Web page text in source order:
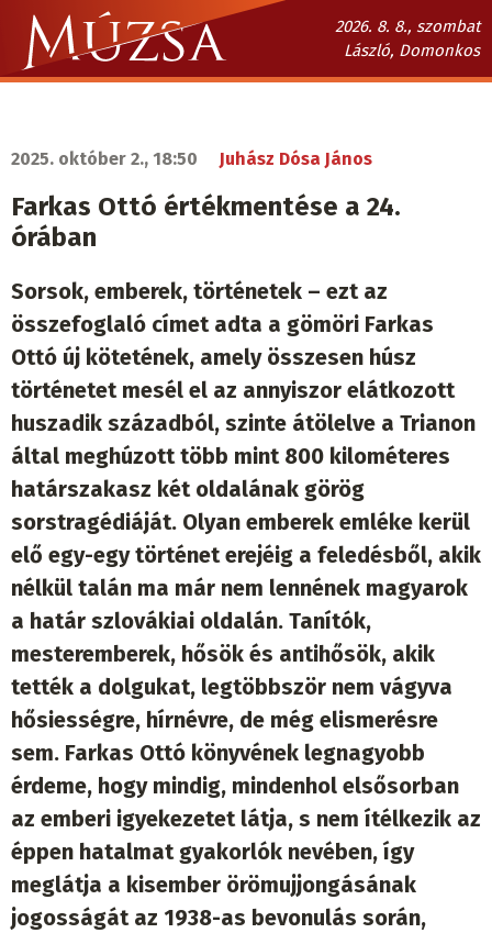
Ugrás
tartalomra
2026. 8. 8., szombat
László, Domonkos
Múzsa.sk
navigáció
2025. október 2., 18:50 Juhász Dósa János
Farkas Ottó értékmentése a 24.
órában
Sorsok, emberek, történetek – ezt az
összefoglaló címet adta a gömöri Farkas
Ottó új kötetének, amely összesen húsz
történetet mesél el az annyiszor elátkozott
huszadik századból, szinte átölelve a Trianon
által meghúzott több mint 800 kilométeres
határszakasz két oldalának görög
sorstragédiáját. Olyan emberek emléke kerül
elő egy-egy történet erejéig a feledésből, akik
nélkül talán ma már nem lennének magyarok
a határ szlovákiai oldalán. Tanítók,
mesteremberek, hősök és antihősök, akik
tették a dolgukat, legtöbbször nem vágyva
hősiességre, hírnévre, de még elismerésre
sem. Farkas Ottó könyvének legnagyobb
érdeme, hogy mindig, mindenhol elsősorban
az emberi igyekezetet látja, s nem ítélkezik az
éppen hatalmat gyakorlók nevében, így
meglátja a kisember örömujjongásának
jogosságát az 1938-as bevonulás során,